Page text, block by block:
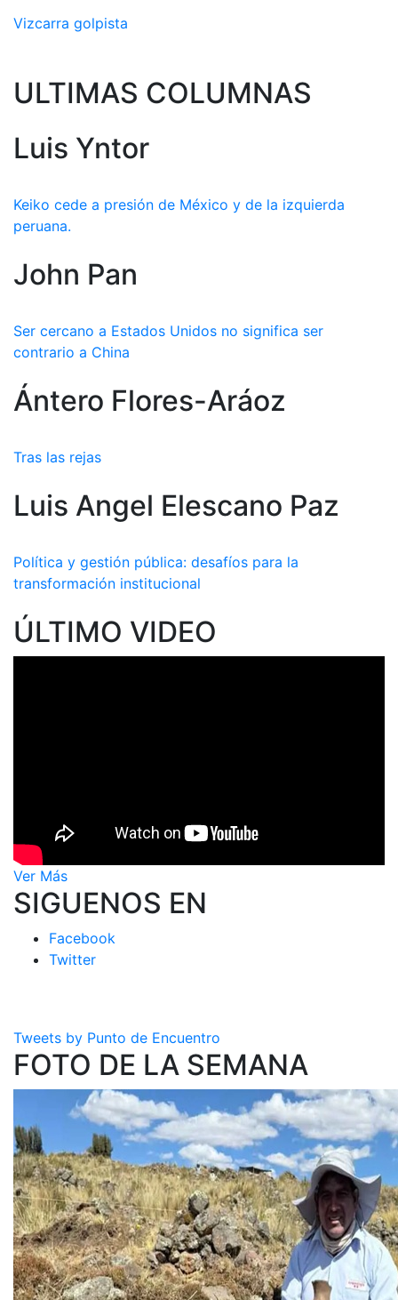
Vizcarra golpista
ULTIMAS COLUMNAS
Luis Yntor
Keiko cede a presión de México y de la izquierda
peruana.
John Pan
Ser cercano a Estados Unidos no significa ser
contrario a China
Ántero Flores-Aráoz
Tras las rejas
Luis Angel Elescano Paz
Política y gestión pública: desafíos para la
transformación institucional
ÚLTIMO VIDEO
Ver Más
SIGUENOS EN
Facebook
Twitter
Tweets by Punto de Encuentro
FOTO DE LA SEMANA